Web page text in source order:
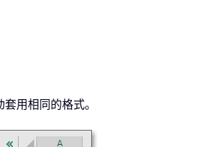
用相同的格式。